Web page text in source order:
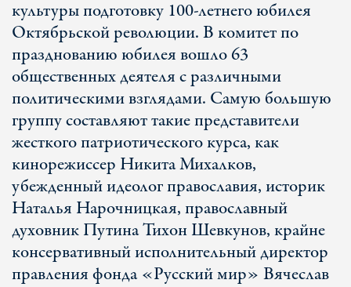
культуры подготовку 100-летнего юбилея
Октябрьской революции. В комитет по
празднованию юбилея вошло 63
общественных деятеля с различными
политическими взглядами. Самую большую
группу составляют такие представители
жесткого патриотического курса, как
кинорежиссер Никита Михалков,
убежденный идеолог православия, историк
Наталья Нарочницкая, православный
духовник Путина Тихон Шевкунов, крайне
консервативный исполнительный директор
правления фонда «Русский мир» Вячеслав